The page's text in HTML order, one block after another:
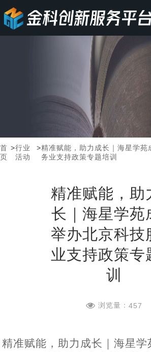
首
页
>行业
活动
>精准赋能，助力成长｜海星学苑
务业支持政策专题培训
精准赋能，助
长｜海星学苑
举办北京科技
业支持政策专
训
浏览量： 457
精准赋能，助力成长｜海星学